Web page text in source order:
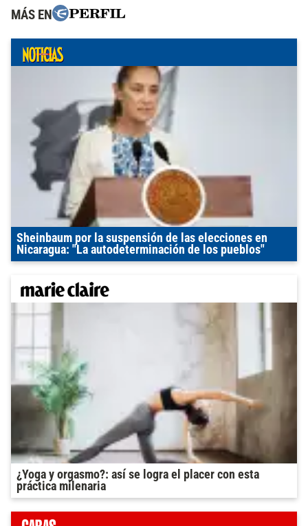
MÁS EN
Sheinbaum por la suspensión de las elecciones en
Nicaragua: "La autodeterminación de los pueblos"
¿Yoga y orgasmo?: así se logra el placer con esta
práctica milenaria